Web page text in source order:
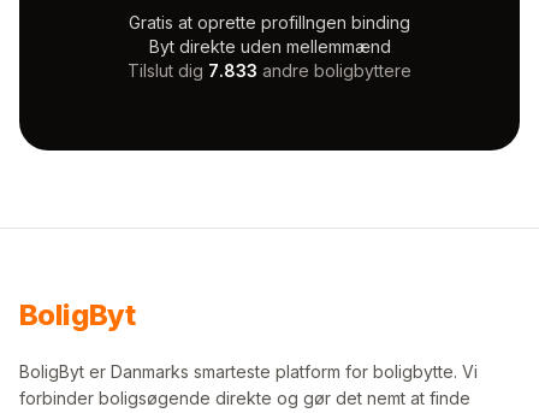
Gratis at oprette profilIngen binding
Byt direkte uden mellemmænd
Tilslut dig 7.833 andre boligbyttere
BoligByt
BoligByt er Danmarks smarteste platform for boligbytte. Vi
forbinder boligsøgende direkte og gør det nemt at finde